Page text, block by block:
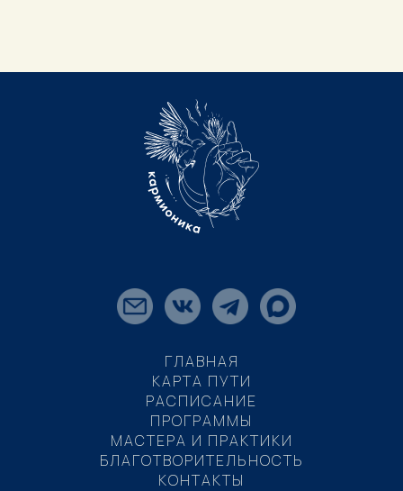
ГЛАВНАЯ
КАРТА ПУТИ
РАСПИСАНИЕ
ПРОГРАММЫ
МАСТЕРА И ПРАКТИКИ
БЛАГОТВОРИТЕЛЬНОСТЬ
КОНТАКТЫ